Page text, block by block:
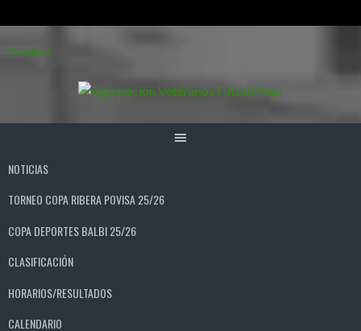
alAcceder
NOTICIAS
TORNEO COPA RIBERA POVISA 25/26
COPA DEPORTES BALBI 25/26
CLASIFICACIÓN
HORARIOS/RESULTADOS
CALENDARIO